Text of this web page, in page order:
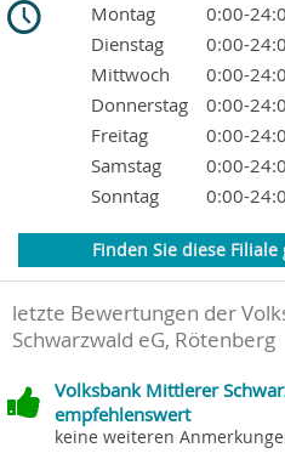
Montag
0:00-
Dienstag
0:00-
Mittwoch
0:00-
Donnerstag
0:00-
Freitag
0:00-
Samstag
0:00-
Sonntag
0:00-
Finden Sie diese
letzte Bewertungen der
Schwarzwald eG, Rötenberg
Volksbank Mittlerer
empfehlenswert
keine weiteren